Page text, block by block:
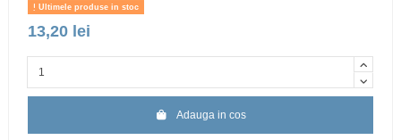
Ultimele produse in stoc
13,20 lei
Adauga in cos